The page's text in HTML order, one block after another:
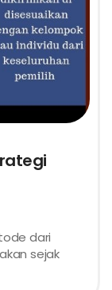
dari
sejak